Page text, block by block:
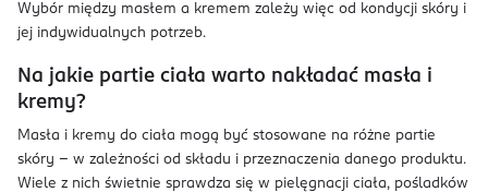
Wybór między masłem a kremem zależy więc od kondycji skóry i
jej indywidualnych potrzeb.
Na jakie partie ciała warto nakładać masła i
kremy?
Masła i kremy do ciała mogą być stosowane na różne partie
skóry – w zależności od składu i przeznaczenia danego produktu.
Wiele z nich świetnie sprawdza się w pielęgnacji ciała, pośladków